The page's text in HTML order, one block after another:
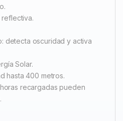
reflectiva.
detecta oscuridad y activa
Solar.
hasta 400 metros.
recargadas pueden